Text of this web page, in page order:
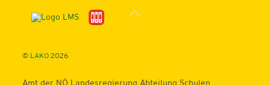
Back
© LAKO2026
Amt der NÖ Landesregierung Abteilung Schulen